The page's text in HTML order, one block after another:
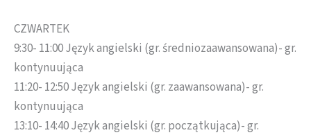
CZWARTEK
9:30- 11:00 Język angielski (gr. średniozaawansowana)- gr.
kontynuująca
11:20- 12:50 Język angielski (gr. zaawansowana)- gr.
kontynuująca
13:10- 14:40 Język angielski (gr. początkująca)- gr.